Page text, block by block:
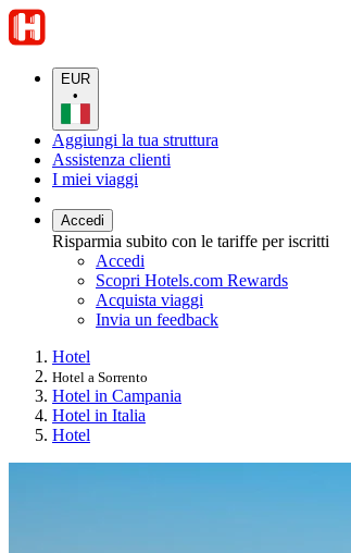
EUR
•
Aggiungi la tua struttura
Assistenza clienti
I miei viaggi
Accedi
Risparmia subito con le tariffe per iscritti
Accedi
Scopri Hotels.com Rewards
Acquista viaggi
Invia un feedback
Hotel
Hotel a Sorrento
Hotel in Campania
Hotel in Italia
Hotel